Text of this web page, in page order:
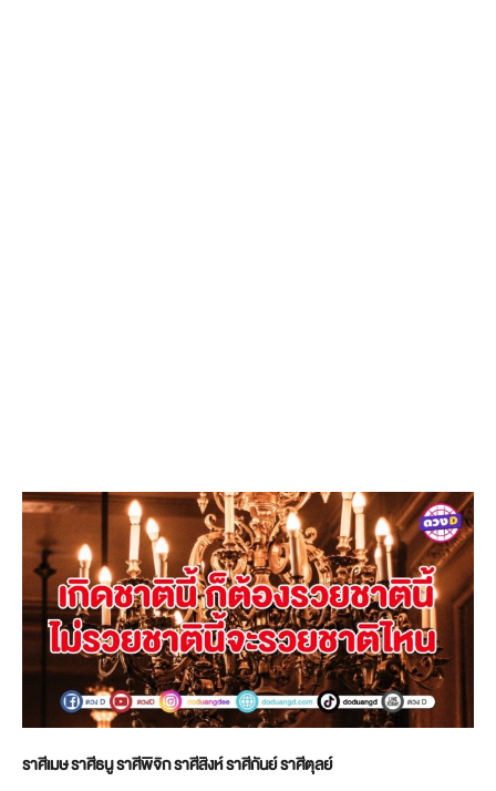
ราศีเมษ ราศีธนู ราศีพิจิก ราศีสิงห์ ราศีกันย์ ราศีตุลย์